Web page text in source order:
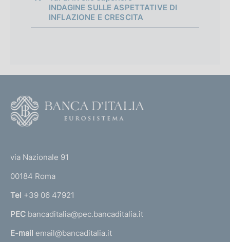
INDAGINE SULLE ASPETTATIVE DI
INFLAZIONE E CRESCITA
r
n
a
l
via Nazionale 91
00184 Roma
Tel +39 06 47921
PEC bancaditalia@pec.bancaditalia.it
E-mail email@bancaditalia.it